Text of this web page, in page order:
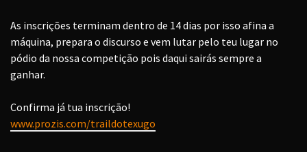
As inscrições terminam dentro de 14 dias por isso afina a
máquina, prepara o discurso e vem lutar pelo teu lugar no
pódio da nossa competição pois daqui sairás sempre a
ganhar.
Confirma já tua inscrição!
www.prozis.com/traildotexugo